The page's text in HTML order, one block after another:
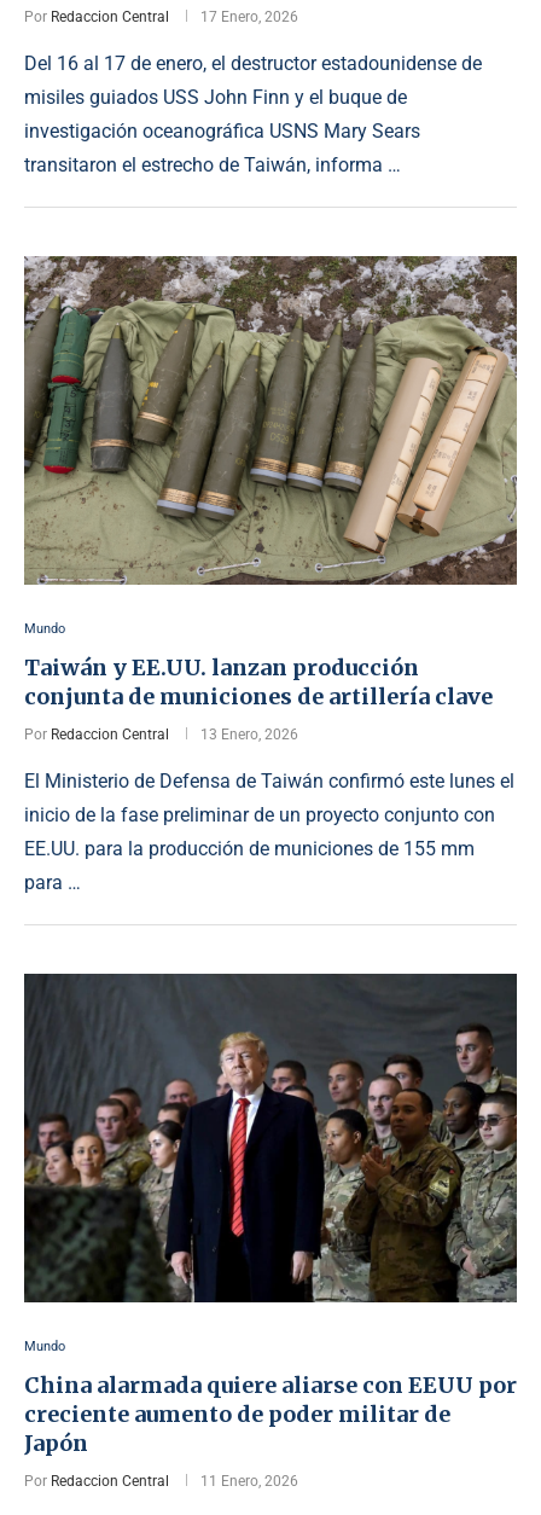
Por Redaccion Central 17 Enero, 2026
Del 16 al 17 de enero, el destructor estadounidense de
misiles guiados USS John Finn y el buque de
investigación oceanográfica USNS Mary Sears
transitaron el estrecho de Taiwán, informa …
Mundo
Taiwán y EE.UU. lanzan producción
conjunta de municiones de artillería clave
Por Redaccion Central 13 Enero, 2026
El Ministerio de Defensa de Taiwán confirmó este lunes el
inicio de la fase preliminar de un proyecto conjunto con
EE.UU. para la producción de municiones de 155 mm
para …
Mundo
China alarmada quiere aliarse con EEUU por
creciente aumento de poder militar de
Japón
Por Redaccion Central 11 Enero, 2026